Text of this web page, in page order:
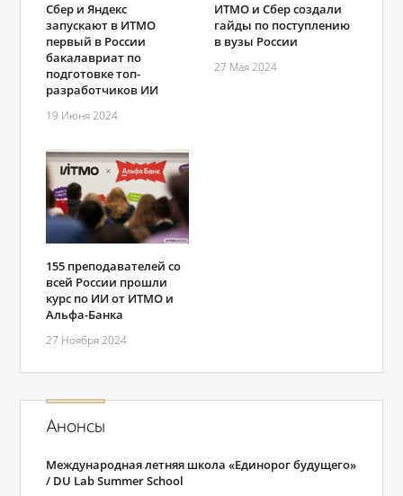
Сбер и Яндекс
запускают в ИТМО
первый в России
бакалавриат по
подготовке топ-
разработчиков ИИ
19 Июня 2024
ИТМО и Сбер создали
гайды по поступлению
в вузы России
27 Мая 2024
155 преподавателей со
всей России прошли
курс по ИИ от ИТМО и
Альфа-Банка
27 Ноября 2024
Анонсы
Международная летняя школа «Единорог будущего»
/ DU Lab Summer School